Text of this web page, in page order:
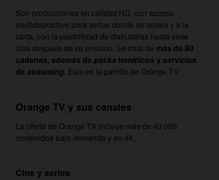
Son producciones en calidad HD, con acceso
multidispositivo para verlas donde se quiera y a la
carta, con la posibilidad de disfrutarlas hasta siete
días después de su emisión. Se trata de más de 80
cadenas, además de packstemáticos y servicios
de streaming. Esta es la parrilla de Orange TV.
Orange TV y sus canales
La oferta de Orange TV incluye más de 40 000
contenidos bajo demanda y en 4K.
Cine y series